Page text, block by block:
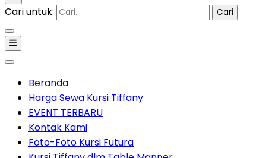
Cari untuk:
Beranda
Harga Sewa Kursi Tiffany
EVENT TERBARU
Kontak Kami
Foto-Foto Kursi Futura